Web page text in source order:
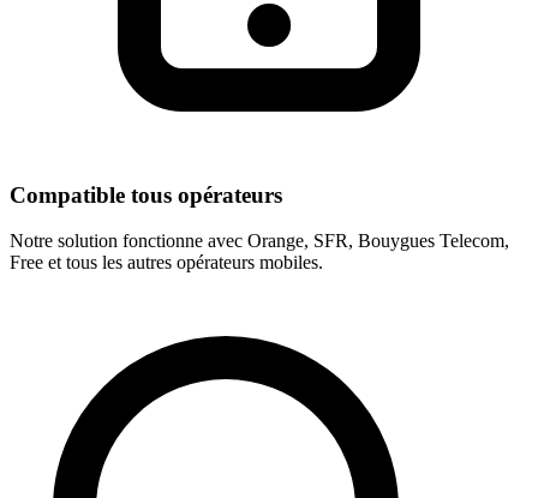
Compatible tous opérateurs
Notre solution fonctionne avec Orange, SFR, Bouygues Telecom,
Free et tous les autres opérateurs mobiles.